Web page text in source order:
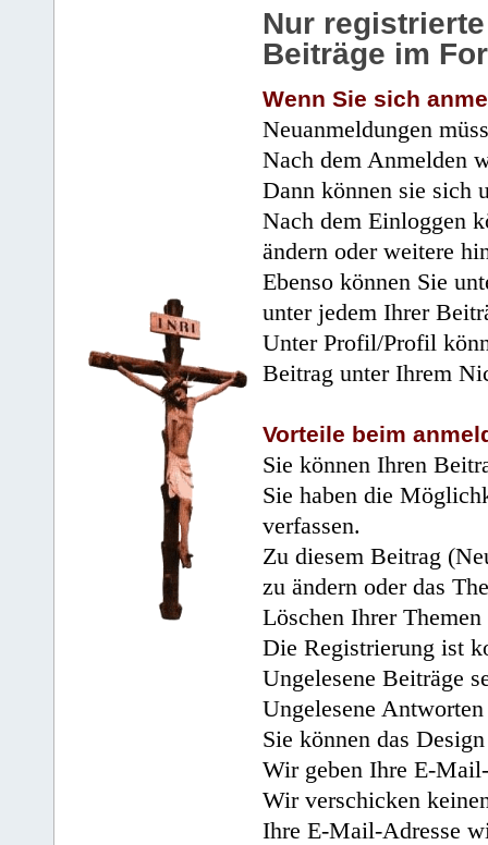
Nur
Beiträge im
Wenn Sie sich
Neuanmeldungen
Nach dem Anmelden
Dann können sie sich
Nach dem Einloggen
ändern oder weitere
Ebenso können Sie
unter jedem Ihrer
Unter Profil/Profil
Beitrag unter Ihrem
Vorteile beim
Sie können Ihren
Sie haben die
verfassen.
Zu diesem Beitrag
zu ändern oder das
Löschen Ihrer
Die Registrierung ist
Ungelesene Beiträge
Ungelesene
Sie können das
Wir geben Ihre E-
Wir verschicken
Ihre E-Mail-Adresse